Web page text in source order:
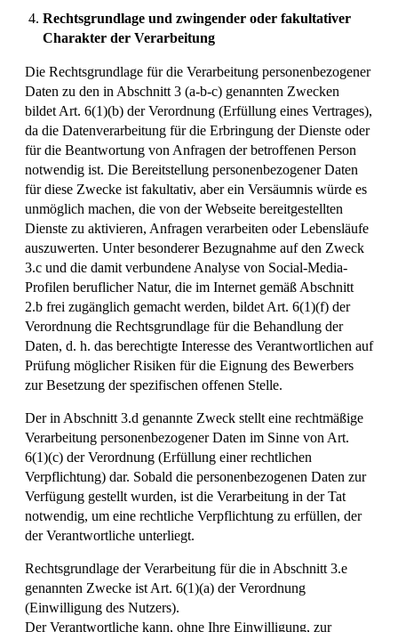
Rechtsgrundlage und zwingender oder fakultativer
Charakter der Verarbeitung
Die Rechtsgrundlage für die Verarbeitung personenbezogener
Daten zu den in Abschnitt 3 (a-b-c) genannten Zwecken
bildet Art. 6(1)(b) der Verordnung (Erfüllung eines Vertrages),
da die Datenverarbeitung für die Erbringung der Dienste oder
für die Beantwortung von Anfragen der betroffenen Person
notwendig ist. Die Bereitstellung personenbezogener Daten
für diese Zwecke ist fakultativ, aber ein Versäumnis würde es
unmöglich machen, die von der Webseite bereitgestellten
Dienste zu aktivieren, Anfragen verarbeiten oder Lebensläufe
auszuwerten. Unter besonderer Bezugnahme auf den Zweck
3.c und die damit verbundene Analyse von Social-Media-
Profilen beruflicher Natur, die im Internet gemäß Abschnitt
2.b frei zugänglich gemacht werden, bildet Art. 6(1)(f) der
Verordnung die Rechtsgrundlage für die Behandlung der
Daten, d. h. das berechtigte Interesse des Verantwortlichen auf
Prüfung möglicher Risiken für die Eignung des Bewerbers
zur Besetzung der spezifischen offenen Stelle.
Der in Abschnitt 3.d genannte Zweck stellt eine rechtmäßige
Verarbeitung personenbezogener Daten im Sinne von Art.
6(1)(c) der Verordnung (Erfüllung einer rechtlichen
Verpflichtung) dar. Sobald die personenbezogenen Daten zur
Verfügung gestellt wurden, ist die Verarbeitung in der Tat
notwendig, um eine rechtliche Verpflichtung zu erfüllen, der
der Verantwortliche unterliegt.
Rechtsgrundlage der Verarbeitung für die in Abschnitt 3.e
genannten Zwecke ist Art. 6(1)(a) der Verordnung
(Einwilligung des Nutzers).
Der Verantwortliche kann, ohne Ihre Einwilligung, zur